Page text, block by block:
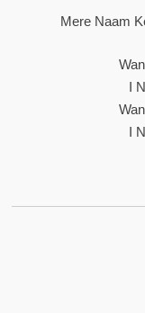
Mere Naam
I
I